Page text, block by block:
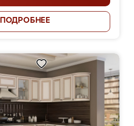
ПОДРОБНЕЕ